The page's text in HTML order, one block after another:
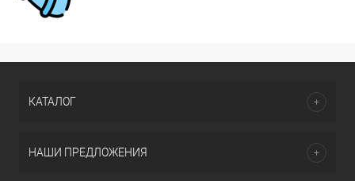
КАТАЛОГ
НАШИ ПРЕДЛОЖЕНИЯ